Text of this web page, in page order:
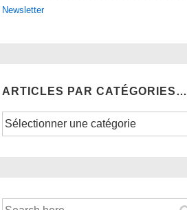
Newsletter
ARTICLES PAR CATÉGORIES…
Articles
Recherche